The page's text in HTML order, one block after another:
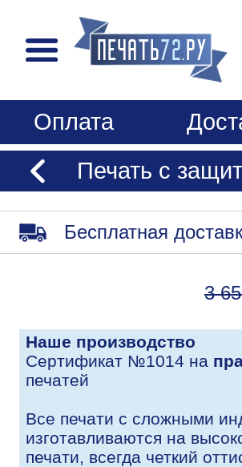
Оплата
Печать с
Бесплатная
3
Наше производство
Сертификат №1014 на
печатей
Все печати с сложными
изготавливаются на
печати, всегда четкий